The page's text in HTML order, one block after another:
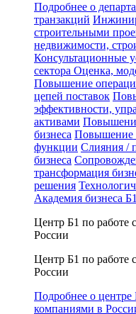
Подробнее о
транзакций
строительными
недвижимости,
Консультационные
сектора Оценка,
Повышение
цепей поставок
эффективности,
активами
бизнеса Повышение
функции Слияния /
бизнеса
трансформация
решения
Академия бизнеса Б1
Центр Б1 по работе
России
Центр Б1 по работе
России
Подробнее о
компаниями в